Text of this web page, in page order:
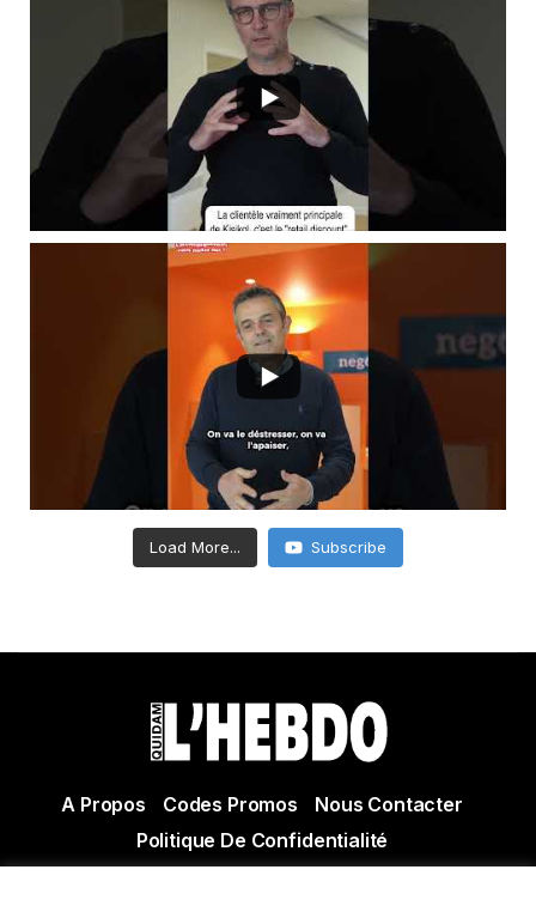
Load More... Subscribe
A Propos Codes Promos
Nous Contacter
Politique De Confidentialité